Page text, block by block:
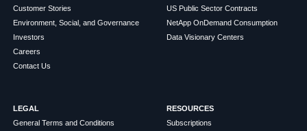
Customer Stories
Environment, Social, and Governance
Investors
Careers
Contact Us
US Public Sector Contracts
NetApp OnDemand Consumption
Data Visionary Centers
LEGAL
General Terms and Conditions
RESOURCES
Subscriptions